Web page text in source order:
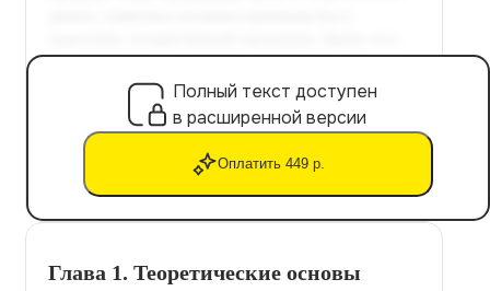
Полный текст доступен
в расширенной версии
Оплатить 449 р.
Глава 1. Теоретические основы